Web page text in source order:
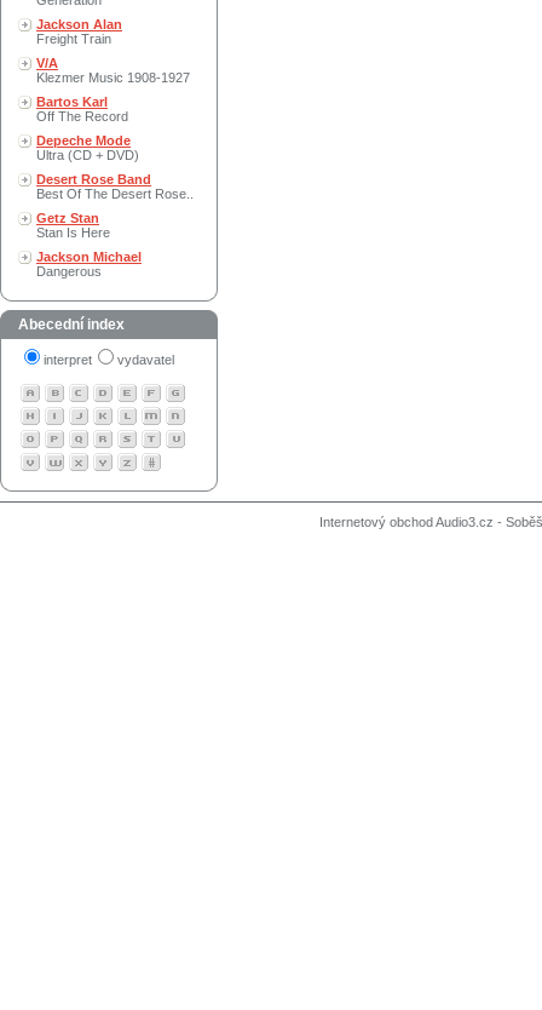
Jackson Alan
Freight Train
V/A
Klezmer Music 1908-1927
Bartos Karl
Off The Record
Depeche Mode
Ultra (CD + DVD)
Desert Rose Band
Best Of The Desert Rose..
Getz Stan
Stan Is Here
Jackson Michael
Dangerous
Abecední index
interpret vydavatel
Internetový obchod Audio3.cz -